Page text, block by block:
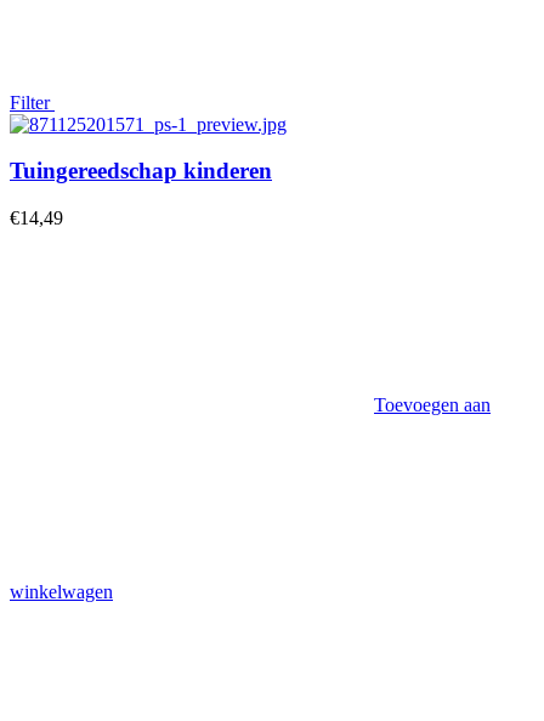
Filter
Tuingereedschap kinderen
€14,49
Toevoegen aan
winkelwagen